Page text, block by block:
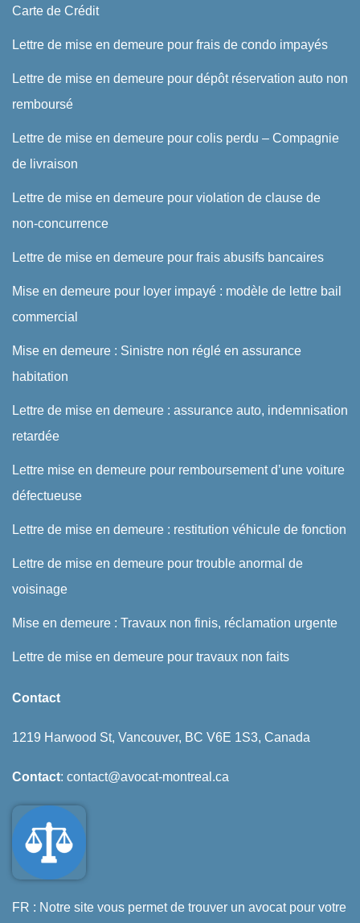
Carte de Crédit
Lettre de mise en demeure pour frais de condo impayés
Lettre de mise en demeure pour dépôt réservation auto non
remboursé
Lettre de mise en demeure pour colis perdu – Compagnie
de livraison
Lettre de mise en demeure pour violation de clause de
non-concurrence
Lettre de mise en demeure pour frais abusifs bancaires
Mise en demeure pour loyer impayé : modèle de lettre bail
commercial
Mise en demeure : Sinistre non réglé en assurance
habitation
Lettre de mise en demeure : assurance auto, indemnisation
retardée
Lettre mise en demeure pour remboursement d’une voiture
défectueuse
Lettre de mise en demeure : restitution véhicule de fonction
Lettre de mise en demeure pour trouble anormal de
voisinage
Mise en demeure : Travaux non finis, réclamation urgente
Lettre de mise en demeure pour travaux non faits
Contact
1219 Harwood St, Vancouver, BC V6E 1S3, Canada
Contact: contact@avocat-montreal.ca
FR : Notre site vous permet de trouver un avocat pour votre